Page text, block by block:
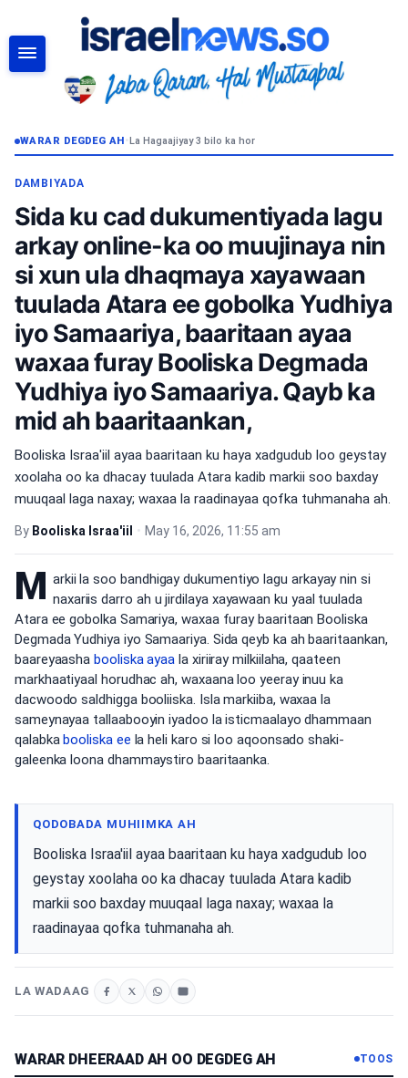
WARAR DEGDEG AH•La Hagaajiyay 3 bilo ka hor
DAMBIYADA
Sida ku cad dukumentiyada lagu
arkay online-ka oo muujinaya nin
si xun ula dhaqmaya xayawaan
tuulada Atara ee gobolka Yudhiya
iyo Samaariya, baaritaan ayaa
waxaa furay Booliska Degmada
Yudhiya iyo Samaariya. Qayb ka
mid ah baaritaankan,
Booliska Israa'iil ayaa baaritaan ku haya xadgudub loo geystay
xoolaha oo ka dhacay tuulada Atara kadib markii soo baxday
muuqaal laga naxay; waxaa la raadinayaa qofka tuhmanaha ah.
By Booliska Israa'iil • May 16, 2026, 11:55 am
M arkii la soo bandhigay dukumentiyo lagu arkayay nin si
naxariis darro ah u jirdilaya xayawaan ku yaal tuulada
Atara ee gobolka Samariya, waxaa furay baaritaan Booliska
Degmada Yudhiya iyo Samaariya. Sida qeyb ka ah baaritaankan,
baareyaashabooliska ayaa la xiriiray milkiilaha, qaateen
markhaatiyaal horudhac ah, waxaana loo yeeray inuu ka
dacwoodo saldhigga booliiska. Isla markiiba, waxaa la
sameynayaa tallaabooyin iyadoo la isticmaalayo dhammaan
qalabkabooliska ee la heli karo si loo aqoonsado shaki-
galeenka loona dhammaystiro baaritaanka.
QODOBADA MUHIIMKA AH
Booliska Israa'iil ayaa baaritaan ku haya xadgudub loo
geystay xoolaha oo ka dhacay tuulada Atara kadib
markii soo baxday muuqaal laga naxay; waxaa la
raadinayaa qofka tuhmanaha ah.
LA WADAAG
WARAR DHEERAAD AH OO DEGDEG AH TOOS